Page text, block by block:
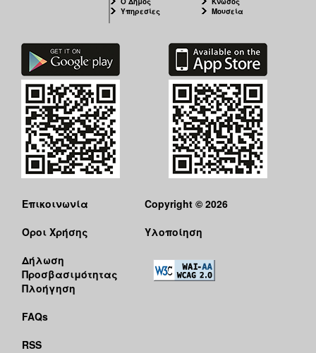
Υπηρεσίες
Μουσεία
Επικοινωνία
Όροι Χρήσης
Δήλωση
Προσβασιμότητας
Πλοήγηση
FAQs
RSS
Copyright © 2026
Υλοποίηση